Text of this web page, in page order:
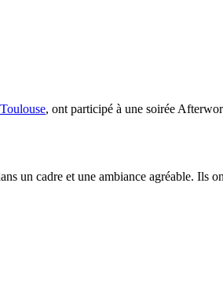
, ont participé à une soirée
un cadre et une ambiance agréable. Ils